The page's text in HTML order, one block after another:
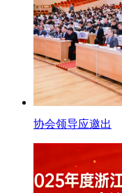
协会领导应邀出